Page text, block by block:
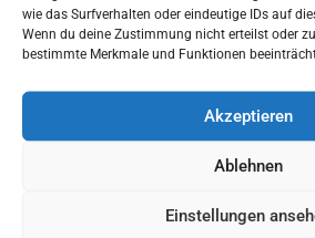
wie das Surfverhalten oder eindeutige IDs auf
Wenn du deine Zustimmung nicht erteilst oder
bestimmte Merkmale und Funktionen
Akzeptieren
Ablehnen
Einstellungen
Ähnliche Produkte